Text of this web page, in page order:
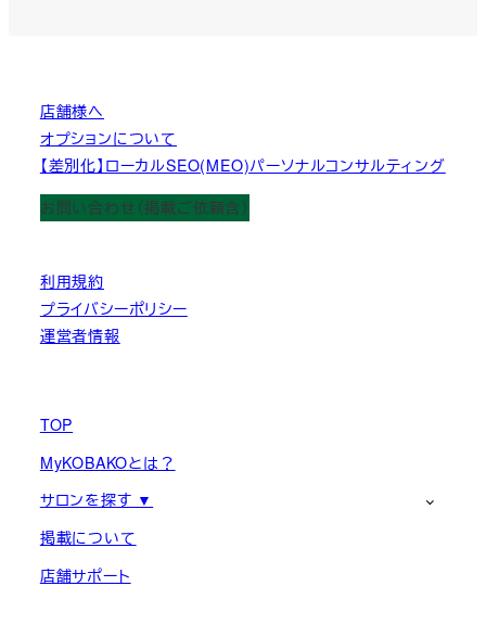
店舗様へ
オプションについて
【差別化】ローカルSEO(MEO)パーソナルコンサルティング
お問い合わせ（掲載ご依頼含）
利用規約
プライバシーポリシー
運営者情報
TOP
MyKOBAKOとは？
サロンを探す ▼
掲載について
店舗サポート